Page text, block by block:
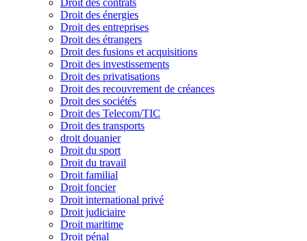
Droit des contrats
Droit des énergies
Droit des entreprises
Droit des étrangers
Droit des fusions et acquisitions
Droit des investissements
Droit des privatisations
Droit des recouvrement de créances
Droit des sociétés
Droit des Telecom/TIC
Droit des transports
droit douanier
Droit du sport
Droit du travail
Droit familial
Droit foncier
Droit international privé
Droit judiciaire
Droit maritime
Droit pénal